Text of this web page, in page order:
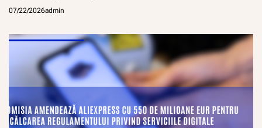
07/22/2026admin